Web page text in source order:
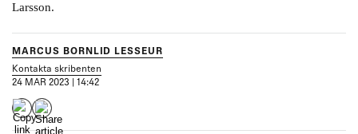
Larsson.
MARCUS BORNLID LESSEUR
Kontakta skribenten
24 MAR 2023 | 14:42